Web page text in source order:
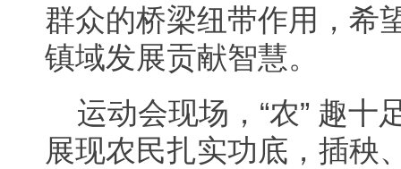
群众的桥梁纽带作用，希
镇域发展贡献智慧。
运动会现场，“农” 趣十
展现农民扎实功底，插秧